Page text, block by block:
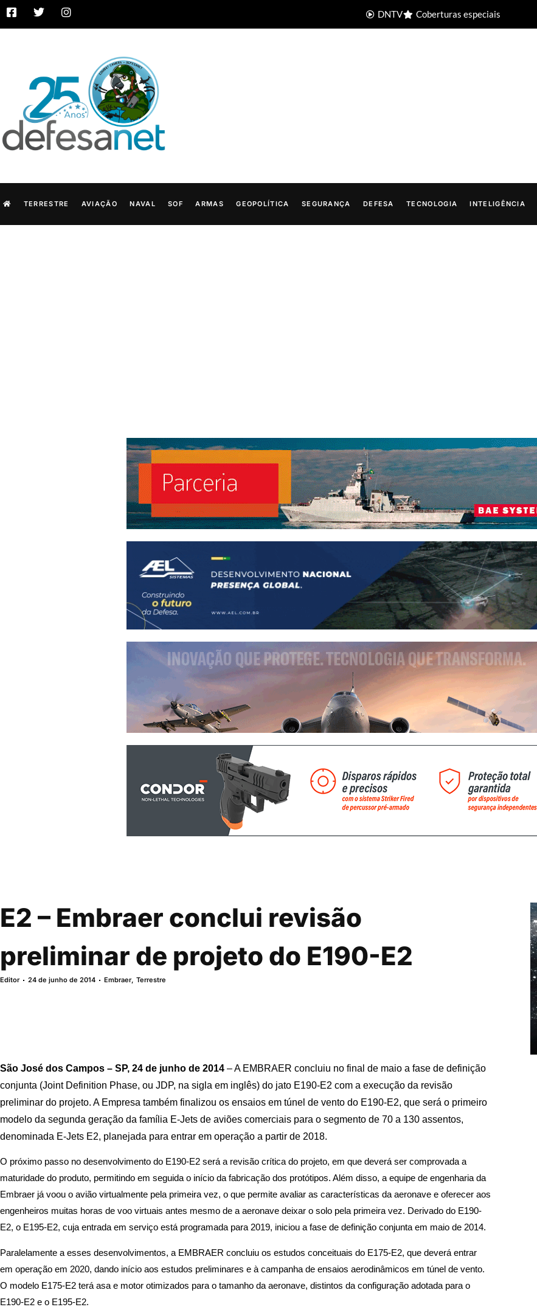
DNTV Coberturas especiais
TERRESTRE AVIAÇÃO NAVAL SOF ARMAS GEOPOLÍTICA SEGURANÇA DEFESA TECNOLOGIA INTELIGÊNCIA
E2 – Embraer conclui revisão
preliminar de projeto do E190-E2
Editor 24 de junho de 2014 Embraer,Terrestre
São José dos Campos – SP, 24 de junho de 2014 – A EMBRAER concluiu no final de maio a fase de definição
conjunta (Joint Definition Phase, ou JDP, na sigla em inglês) do jato E190-E2 com a execução da revisão
preliminar do projeto. A Empresa também finalizou os ensaios em túnel de vento do E190-E2, que será o primeiro
modelo da segunda geração da família E-Jets de aviões comerciais para o segmento de 70 a 130 assentos,
denominada E-Jets E2, planejada para entrar em operação a partir de 2018.
O próximo passo no desenvolvimento do E190-E2 será a revisão crítica do projeto, em que deverá ser comprovada a
maturidade do produto, permitindo em seguida o início da fabricação dos protótipos. Além disso, a equipe de engenharia da
Embraer já voou o avião virtualmente pela primeira vez, o que permite avaliar as características da aeronave e oferecer aos
engenheiros muitas horas de voo virtuais antes mesmo de a aeronave deixar o solo pela primeira vez. Derivado do E190-
E2, o E195-E2, cuja entrada em serviço está programada para 2019, iniciou a fase de definição conjunta em maio de 2014.
Paralelamente a esses desenvolvimentos, a EMBRAER concluiu os estudos conceituais do E175-E2, que deverá entrar
em operação em 2020, dando início aos estudos preliminares e à campanha de ensaios aerodinâmicos em túnel de vento.
O modelo E175-E2 terá asa e motor otimizados para o tamanho da aeronave, distintos da configuração adotada para o
E190-E2 e o E195-E2.